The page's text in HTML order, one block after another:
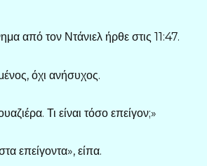
από τον Ντάνιελ ήρθε στις 11:47.
όχι ανήσυχος.
Τι είναι τόσο επείγον;»
επείγοντα», είπα.